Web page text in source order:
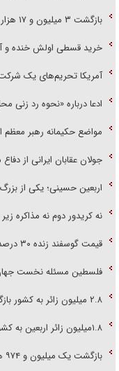
بازگشت ۳ میلیون و ۱۷ هزار زائر اربعین به کشور
خرید قسطی اولش خنده و
آمریکا تحریم‌های یک شرکت
ادعا درباره «نحوه رد زنی
مواضع حکیمانه رهبر معظم
جولان عقابان ایرانی از
اربعین حسینی؛ یکی از
نه کریدور دوم نه مذاکره
قیمت گوسفند زنده ۳۰ درصد کاهش یافت؛ گوشت ارزان نشد
فلسطین مسئله نخست
۲.۸ میلیون زائر به کشور بازگشتند
۱.۸میلیون زائر اربعین به کشور بازگشتند
بازگشت یک میلیون و ۹۷۴ هزار زائر اربعین به کشور